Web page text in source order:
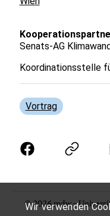
Wir verwenden
Senats-AG
Koordinationsstelle
Vortrag
© 2026 mdw –